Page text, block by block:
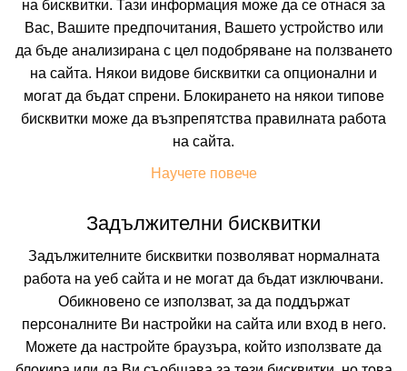
добрите ни предложения и специални
отстъпки?
Абонирайте се за нашия бюлетин сега !
Абонирай ме
на бисквитки. Тази информация може да се отнася за
Вас, Вашите предпочитания, Вашето устройство или
да бъде анализирана с цел подобряване на ползването
на сайта. Някои видове бисквитки са опционални и
могат да бъдат спрени. Блокирането на някои типове
бисквитки може да възпрепятства правилната работа
на сайта.
Научете повече
Задължителни бисквитки
Задължителните бисквитки позволяват нормалната
работа на уеб сайта и не могат да бъдат изключвани.
Обикновено се използват, за да поддържат
персоналните Ви настройки на сайта или вход в него.
Можете да настройте браузъра, който използвате да